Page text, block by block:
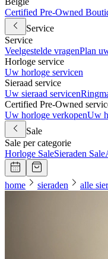
Certified Pre-Owned
Service
Service
Veelgestelde vragenPlan
Horloge service
Uw horloge servicen
Sieraad service
Uw sieraad servicen
Certified Pre-Owned
Uw horloge verkopenUw
Sale
Sale per categorie
Horloge SaleSieraden Sale
home sieraden alle